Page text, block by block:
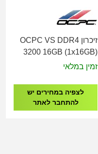
זיכרון OCPC VS DDR4
3200 16GB (1x16GB)
C22
זמין במלאי
לצפיה במחירים יש
להתחבר לאתר